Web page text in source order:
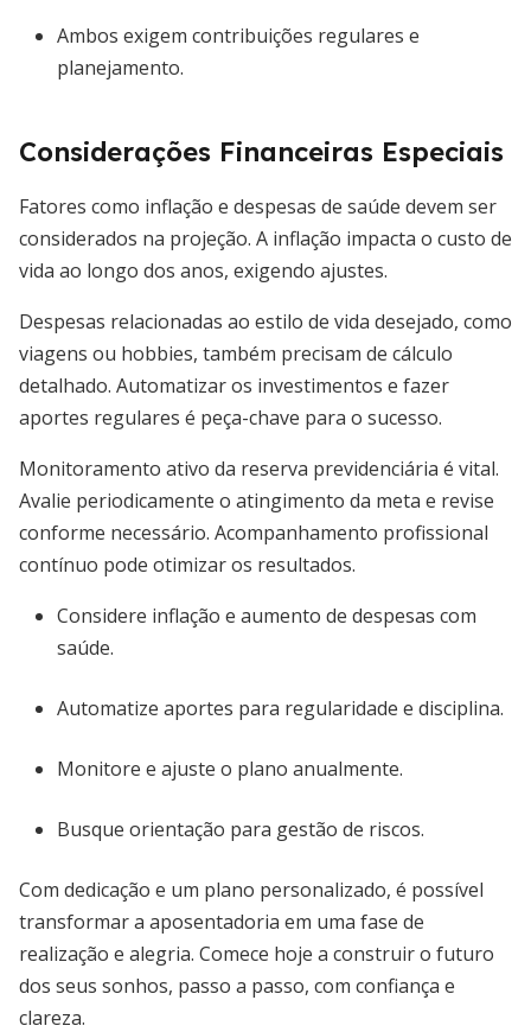
Ambos exigem contribuições regulares e
planejamento.
Considerações Financeiras Especiais
Fatores como inflação e despesas de saúde devem ser
considerados na projeção. A inflação impacta o custo de
vida ao longo dos anos, exigendo ajustes.
Despesas relacionadas ao estilo de vida desejado, como
viagens ou hobbies, também precisam de cálculo
detalhado. Automatizar os investimentos e fazer
aportes regulares é peça-chave para o sucesso.
Monitoramento ativo da reserva previdenciária é vital.
Avalie periodicamente o atingimento da meta e revise
conforme necessário. Acompanhamento profissional
contínuo pode otimizar os resultados.
Considere inflação e aumento de despesas com
saúde.
Automatize aportes para regularidade e disciplina.
Monitore e ajuste o plano anualmente.
Busque orientação para gestão de riscos.
Com dedicação e um plano personalizado, é possível
transformar a aposentadoria em uma fase de
realização e alegria. Comece hoje a construir o futuro
dos seus sonhos, passo a passo, com confiança e
clareza.